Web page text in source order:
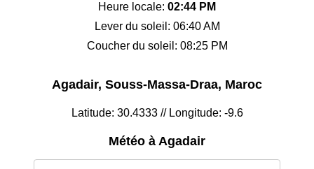
Heure locale: 02:44 PM
Lever du soleil: 06:40 AM
Coucher du soleil: 08:25 PM
Agadair, Souss-Massa-Draa, Maroc
Latitude: 30.4333 // Longitude: -9.6
Météo à Agadair